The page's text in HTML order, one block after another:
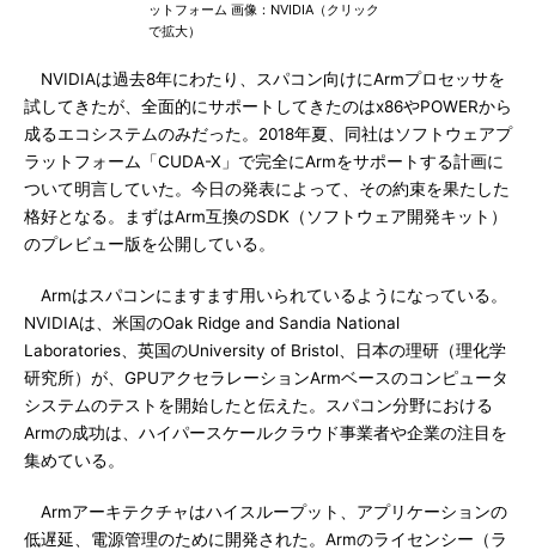
ットフォーム 画像：NVIDIA（クリック
で拡大）
NVIDIAは過去8年にわたり、スパコン向けにArmプロセッサを
試してきたが、全面的にサポートしてきたのはx86やPOWERから
成るエコシステムのみだった。2018年夏、同社はソフトウェアプ
ラットフォーム「CUDA-X」で完全にArmをサポートする計画に
ついて明言していた。今日の発表によって、その約束を果たした
格好となる。まずはArm互換のSDK（ソフトウェア開発キット）
のプレビュー版を公開している。
Armはスパコンにますます用いられているようになっている。
NVIDIAは、米国のOak Ridge and Sandia National
Laboratories、英国のUniversity of Bristol、日本の理研（理化学
研究所）が、GPUアクセラレーションArmベースのコンピュータ
システムのテストを開始したと伝えた。スパコン分野における
Armの成功は、ハイパースケールクラウド事業者や企業の注目を
集めている。
Armアーキテクチャはハイスループット、アプリケーションの
低遅延、電源管理のために開発された。Armのライセンシー（ラ